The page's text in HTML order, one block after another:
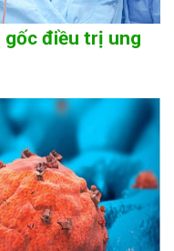
gốc điều trị ung